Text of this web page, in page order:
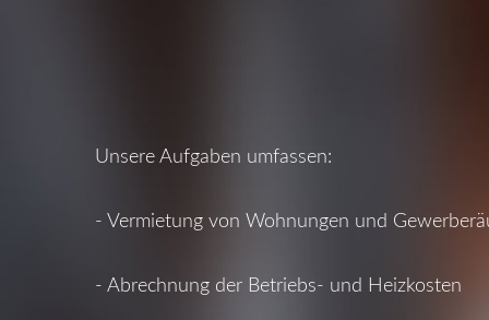
Unsere Aufgaben umfassen:
- Vermietung von Wohnungen und
- Abrechnung der Betriebs- und Heizkosten